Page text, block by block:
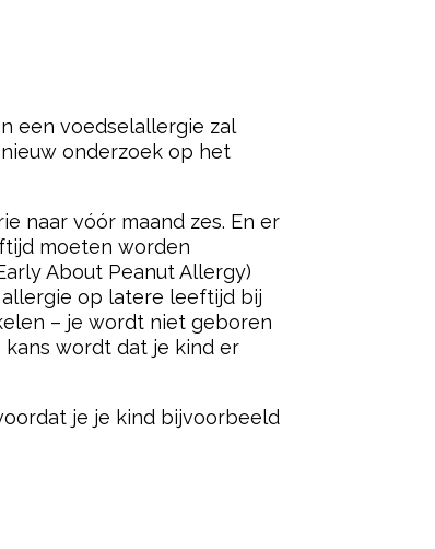
een voedselallergie zal
onderzoek op het
naar vóór maand zes. En er
moeten worden
About Peanut Allergy)
op latere leeftijd bij
– je wordt niet geboren
wordt dat je kind er
je je kind bijvoorbeeld